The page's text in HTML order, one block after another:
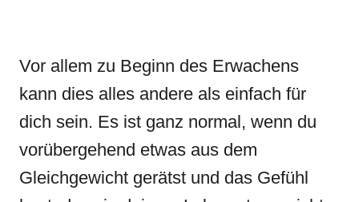
Vor allem zu Beginn des Erwachens
kann dies alles andere als einfach für
dich sein. Es ist ganz normal, wenn du
vorübergehend etwas aus dem
Gleichgewicht gerätst und das Gefühl